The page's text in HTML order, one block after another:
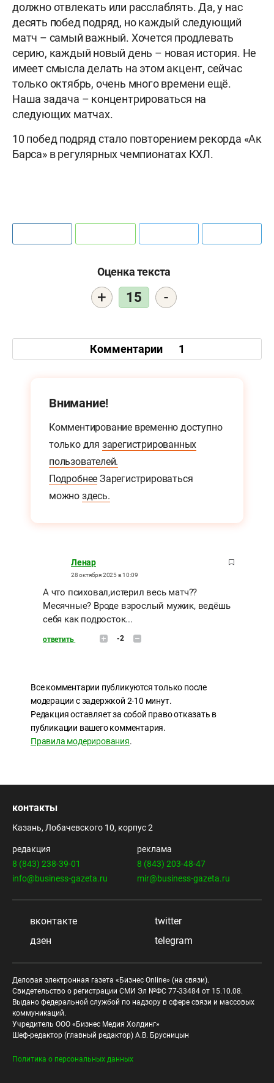
должно отвлекать или расслаблять. Да, у нас
десять побед подряд, но каждый следующий
матч – самый важный. Хочется продлевать
серию, каждый новый день – новая история. Не
имеет смысла делать на этом акцент, сейчас
только октябрь, очень много времени ещё.
Наша задача – концентрироваться на
следующих матчах.
10 побед подряд стало повторением рекорда «Ак
Барса» в регулярных чемпионатах КХЛ.
Оценка текста
+ 15 -
Комментарии 1
Внимание!
Комментирование временно доступно
только для зарегистрированных
пользователей.
Подробнее Зарегистрироваться
можно здесь.
Ленар
28 октября 2025 в 10:09
А что психовал,истерил весь матч??
Месячные? Вроде взрослый мужик, ведёшь
себя как подросток...
ответить -2
Все комментарии публикуются только после
модерации с задержкой 2-10 минут.
Редакция оставляет за собой право отказать в
публикации вашего комментария.
Правила модерирования.
контакты
Казань, Лобачевского 10, корпус 2
редакция
8 (843) 238-39-01
info@business-gazeta.ru
реклама
8 (843) 203-48-47
mir@business-gazeta.ru
вконтакте
twitter
дзен
telegram
Деловая электронная газета «Бизнес Online» (на связи).
Свидетельство о регистрации СМИ Эл №ФС 77-33484 от 15.10.08.
Выдано федеральной службой по надзору в сфере связи и массовых
коммуникаций.
Учредитель ООО «Бизнес Медия Холдинг»
Шеф-редактор (главный редактор) А.В. Брусницын
Политика о персональных данных